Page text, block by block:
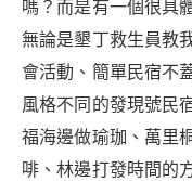
嗎？而是有一個很具
無論是墾丁救生員教
會活動、簡單民宿不
風格不同的發現號民
福海邊做瑜珈、 萬里
啡 、林邊打發時間的